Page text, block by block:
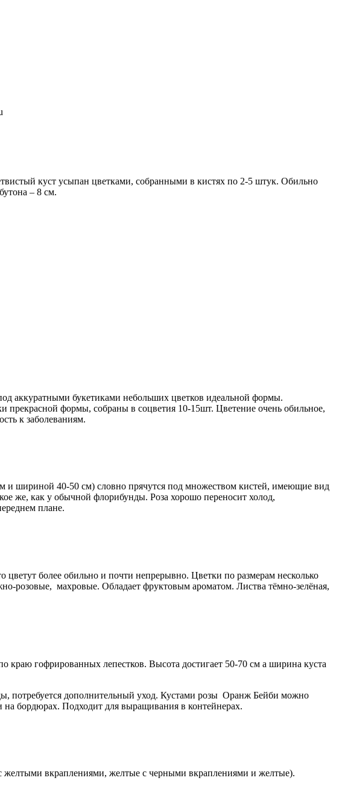
куст усыпан цветками, собранными в кистях по 2-5 штук. Обильно
– 8 см.
аккуратными букетиками небольших цветков идеальной формы.
прекрасной формы, собраны в соцветия 10-15шт. Цветение очень обильное,
к заболеваниям.
шириной 40-50 см) словно прячутся под множеством кистей, имеющие вид
же, как у обычной флорибунды. Роза хорошо переносит холод,
плане.
более обильно и почти непрерывно. Цветки по размерам несколько
махровые. Обладает фруктовым ароматом. Листва тёмно-зелёная,
краю гофрированных лепестков. Высота достигает 50-70 см а ширина куста
потребуется дополнительный уход. Кустами розы Оранж Бейби можно
на бордюрах. Подходит для выращивания в контейнерах.
желтыми вкраплениями, желтые с черными вкраплениями и желтые).